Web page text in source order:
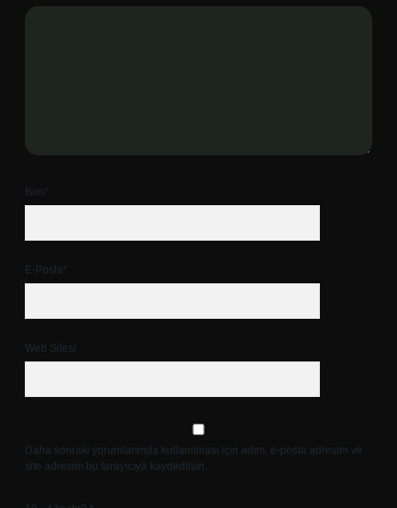
İsim*
E-Posta*
Web Sitesi
Daha sonraki yorumlarımda kullanılması için adım, e-posta adresim ve
site adresim bu tarayıcıya kaydedilsin.